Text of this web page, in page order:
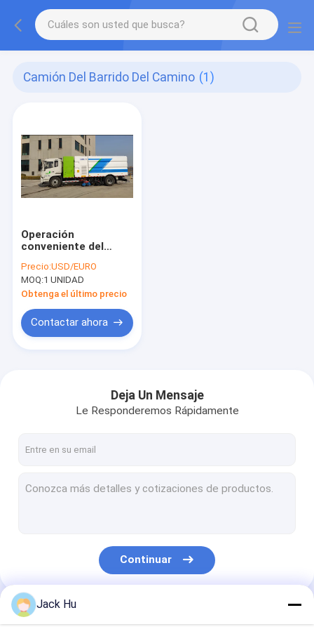
Camión Del Barrido Del Camino (1)
Operación
conveniente del
del barrido del
camino del chasis de
Foton Aoling
Precio:USD/EURO
MOQ:1 UNIDAD
Obtenga el último precio
Contactar ahora
Deja Un Mensaje
Le Responderemos Rápidamente
Continuar
Nuestras Categorías
Jack Hu